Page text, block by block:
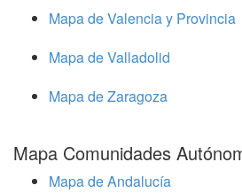
Mapa de Valencia y Provincia
Mapa de Valladolid
Mapa de Zaragoza
Mapa Comunidades
Mapa de Andalucía